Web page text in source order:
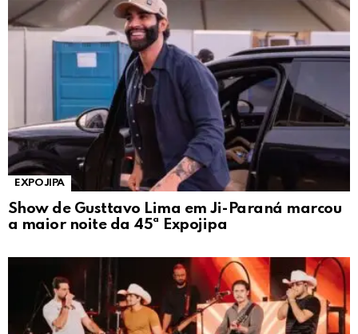
EXPOJIPA
Show de Gusttavo Lima em Ji-Paraná marcou
a maior noite da 45ª Expojipa